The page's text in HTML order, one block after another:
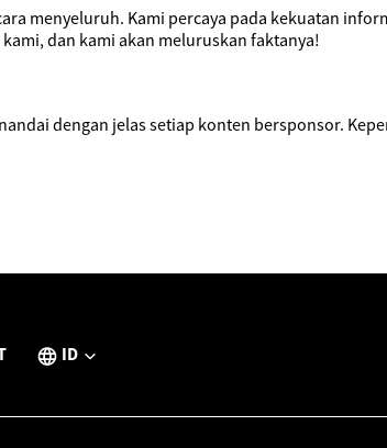
menyeluruh. Kami percaya pada kekuatan
dan kami akan meluruskan faktanya!
dengan jelas setiap konten bersponsor.
ID